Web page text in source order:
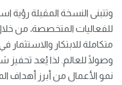
وتتبنى النسخة المقبلة رؤية
للفعاليات المتخصصة، من
متكاملة للابتكار
وصولًا للعالم. لذا يُعد تحفيز
نمو الأعمال من أبرز أهداف